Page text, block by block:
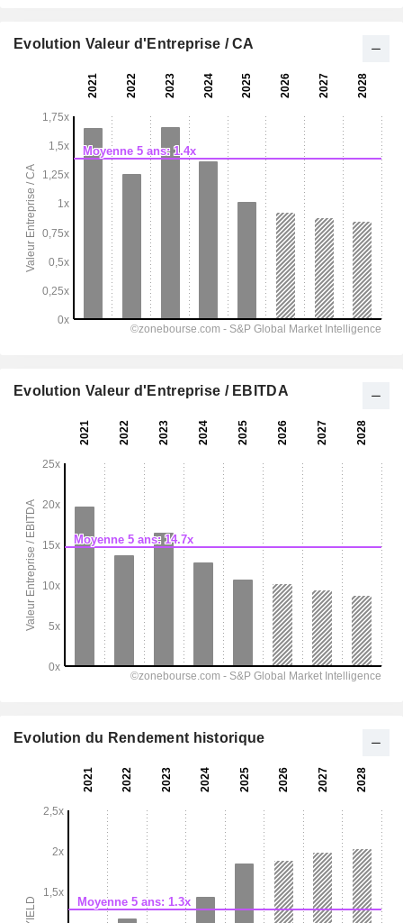
Evolution Valeur d'Entreprise / CA
Evolution Valeur d'Entreprise / EBITDA
Evolution du Rendement historique